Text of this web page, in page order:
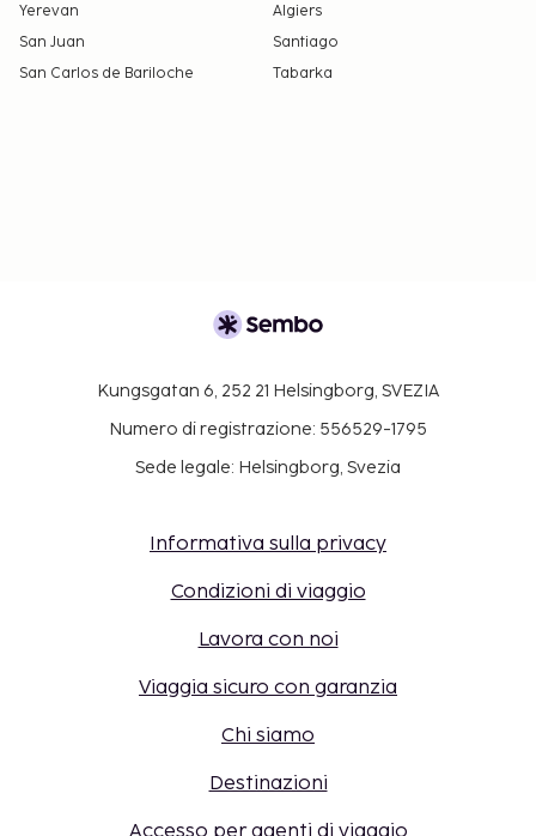
Yerevan
Algiers
San Juan
Santiago
San Carlos de Bariloche
Tabarka
Kungsgatan 6, 252 21 Helsingborg, SVEZIA
Numero di registrazione: 556529-1795
Sede legale: Helsingborg, Svezia
Informativa sulla privacy
Condizioni di viaggio
Lavora con noi
Viaggia sicuro con garanzia
Chi siamo
Destinazioni